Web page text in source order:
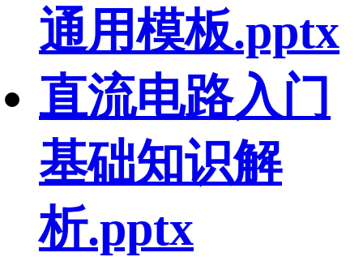
通用模板.pptx
直流电路入门
基础知识解
析.pptx